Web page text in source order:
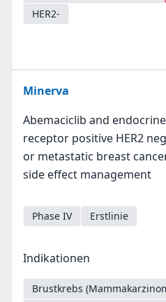
HER2-
Minerva
Abemaciclib and
receptor positive HER2
or metastatic breast
side effect management
Phase IV Erstlinie
Indikationen
Brustkrebs